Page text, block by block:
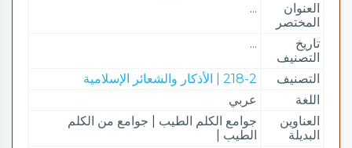
العنوان
المختصر
...
تاريخ
التصنيف
...
التصنيف
218-2 | الأذكار والشعائر الإسلامية
اللغة
عربي
العناوين
البديلة
جوامع الكلم الطيب
جوامع من الكلم
الطيب